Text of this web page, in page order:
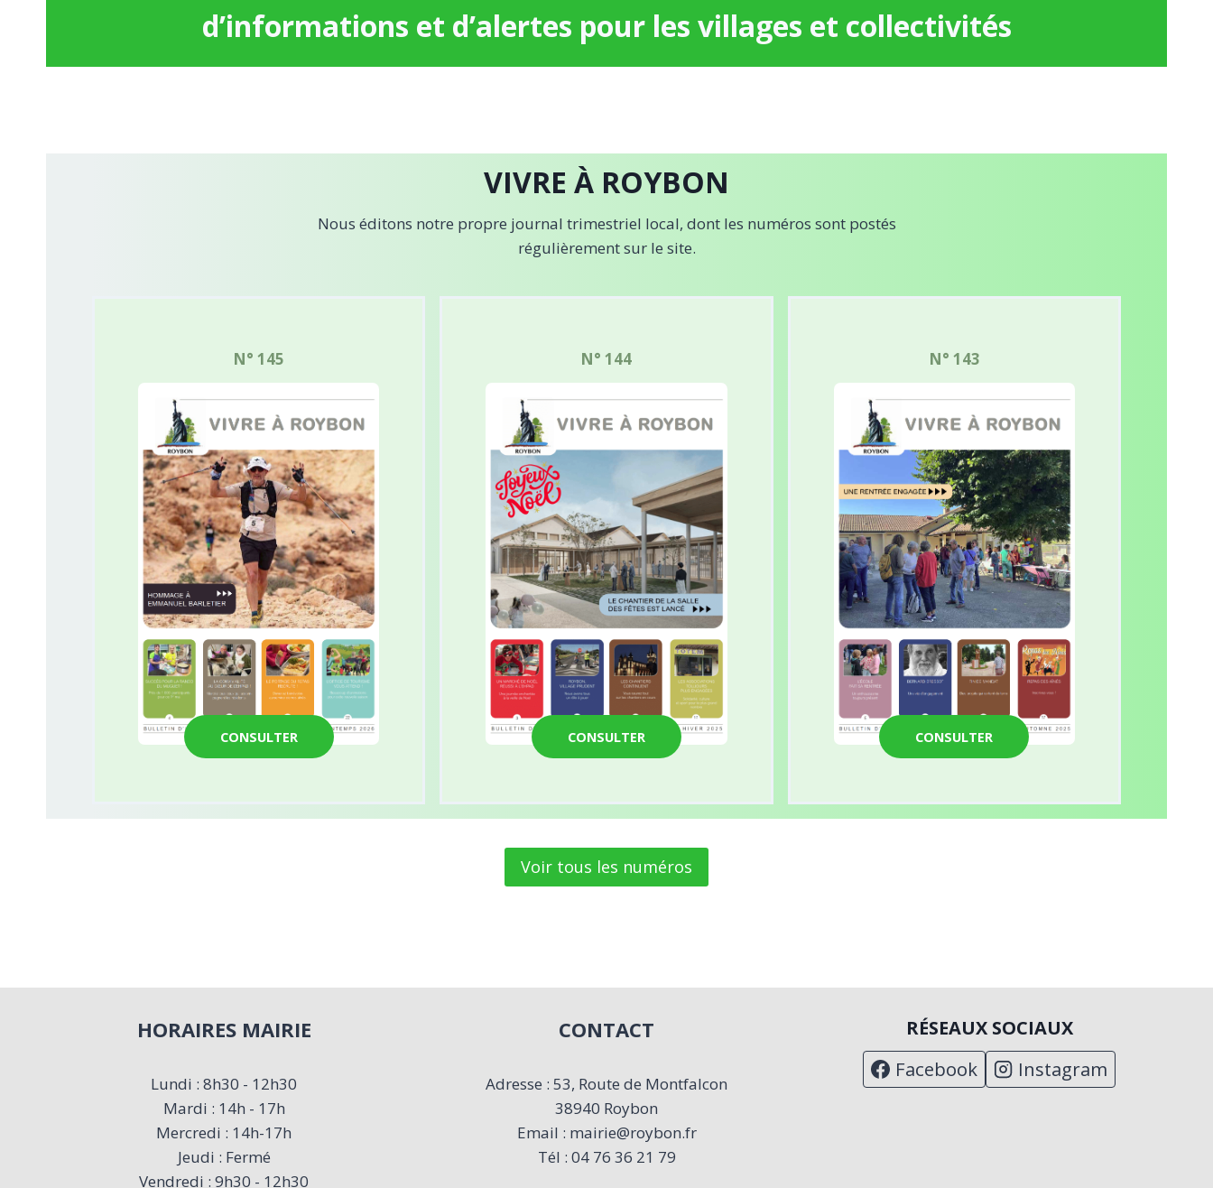
d’informations et d’alertes pour les villages et collectivités
VIVRE À ROYBON
Nous éditons notre propre journal trimestriel local, dont les numéros sont postés
régulièrement sur le site.
N° 145
CONSULTER
N° 144
CONSULTER
N° 143
CONSULTER
Voir tous les numéros
HORAIRES MAIRIE
Lundi : 8h30 - 12h30
Mardi : 14h - 17h
Mercredi : 14h-17h
Jeudi : Fermé
Vendredi : 9h30 - 12h30
CONTACT
Adresse : 53, Route de Montfalcon
38940 Roybon
Email : mairie@roybon.fr
Tél : 04 76 36 21 79
RÉSEAUX SOCIAUX
Facebook Instagram